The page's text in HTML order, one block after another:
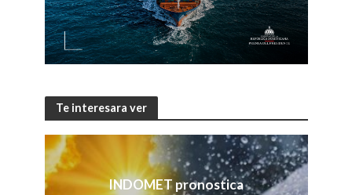
Te interesara ver
INDOMET pronostica